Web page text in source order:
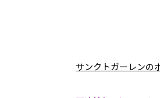
サンクトガーレンの